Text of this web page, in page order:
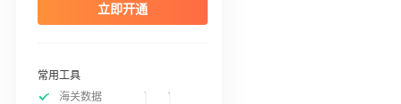
立即开通
常用工具
海关数据